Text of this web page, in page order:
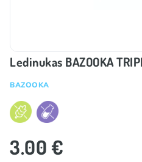
Ledinukas BAZOOKA
BAZOOKA
3.00 €